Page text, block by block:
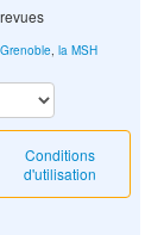
Conditions
d'utilisation
, la MSH